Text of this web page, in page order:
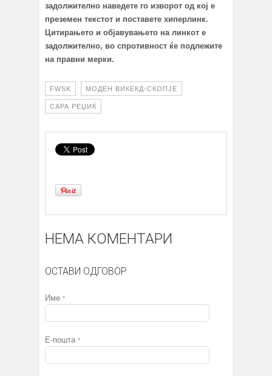
задолжително наведете го изворот од кој е
преземен текстот и поставете хиперлинк.
Цитирањето и објавувањето на линкот е
задолжително, во спротивност ќе подлежите
на правни мерки.
FWSK МОДЕН ВИКЕКД-СКОПЈЕ
САРА РЕЏИЌ
НЕМА КОМЕНТАРИ
ОСТАВИ ОДГОВОР
Име *
Е-пошта *